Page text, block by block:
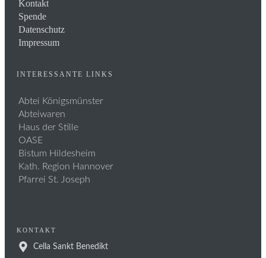
Kontakt
Spende
Datenschutz
Impressum
INTERESSANTE LINKS
Abtei Königsmünster
Abteiwaren
Haus der Stille
OASE
Bistum Hildesheim
Kath. Region Hannover
Pfarrei St. Joseph
KONTAKT
Cella Sankt Benedikt